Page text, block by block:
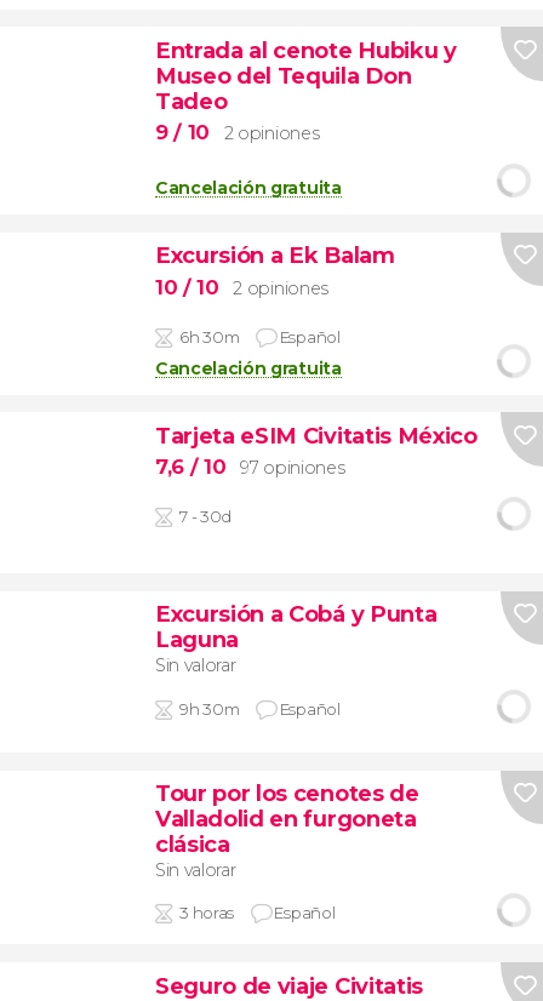
Entrada al cenote Hubiku y
Museo del Tequila Don
Tadeo
9/ 10 2 opiniones
Cancelación gratuita
Excursión a Ek Balam
10 / 10 2 opiniones
6h 30m Español
Cancelación gratuita
Tarjeta eSIM Civitatis México
7,6 / 10 97 opiniones
7 - 30d
Excursión a Cobá y Punta
Laguna
Sin valorar
9h 30m Español
Tour por los cenotes de
Valladolid en furgoneta
clásica
Sin valorar
3 horas Español
Seguro de viaje Civitatis